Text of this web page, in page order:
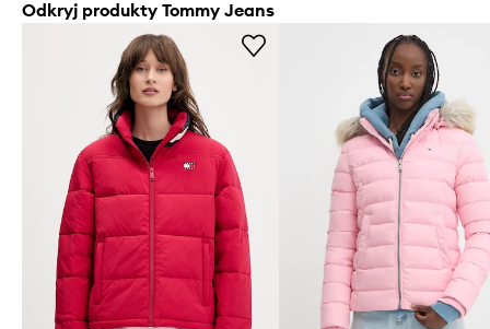
Odkryj produkty Tommy Jeans